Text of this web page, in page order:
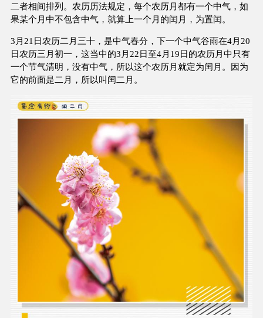
二者相间排列。农历历法规定，每个农历月都有一个中气，如
果某个月中不包含中气，就算上一个月的闰月，为置闰。
3月21日农历二月三十，是中气春分，下一个中气谷雨在4月20
日农历三月初一，这当中的3月22日至4月19日的农历月中只有
一个节气清明，没有中气，所以这个农历月就定为闰月。因为
它的前面是二月，所以叫闰二月。